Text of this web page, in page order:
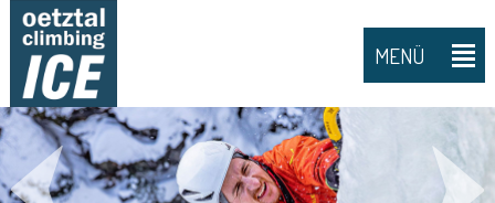
MENÜ